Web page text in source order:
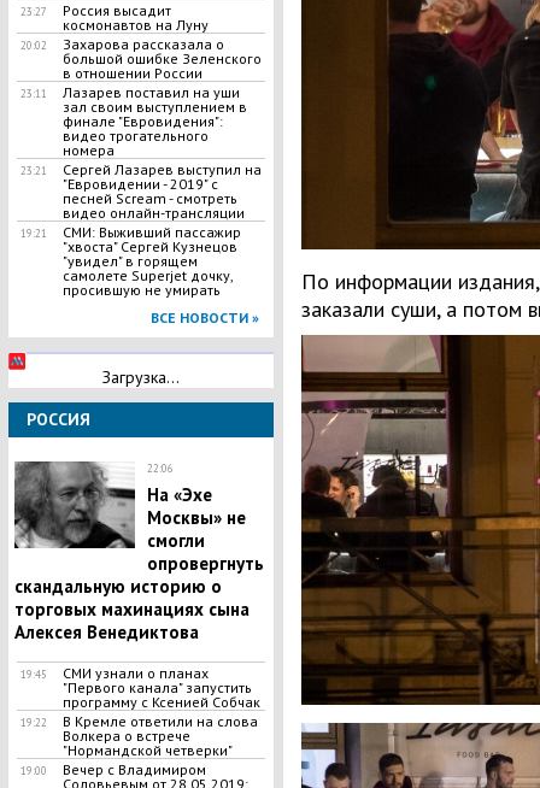
23:27
Россия высадит
космонавтов на Луну
20:02
Захарова рассказала о
большой ошибке Зеленского
в отношении России
23:11
Лазарев поставил на уши
зал своим выступлением в
финале "Евровидения":
видео трогательного
номера
23:21
Сергей Лазарев выступил на
"Евровидении - 2019" с
песней Scream - смотреть
видео онлайн-трансляции
19:21
СМИ: Выживший пассажир
"хвоста" Сергей Кузнецов
"увидел" в горящем
самолете Superjet дочку,
просившую не умирать
ВСЕ НОВОСТИ »
Загрузка...
РОССИЯ
22:06
На «Эхе
Москвы» не
смогли
опровергнуть
скандальную историю о
торговых махинациях сына
Алексея Венедиктова
19:45
СМИ узнали о планах
"Первого канала" запустить
программу с Ксенией Собчак
19:22
В Кремле ответили на слова
Волкера о встрече
"Нормандской четверки"
19:00
Вечер с Владимиром
Соловьевым от 28.05.2019:
По информации издания,
заказали суши, а потом